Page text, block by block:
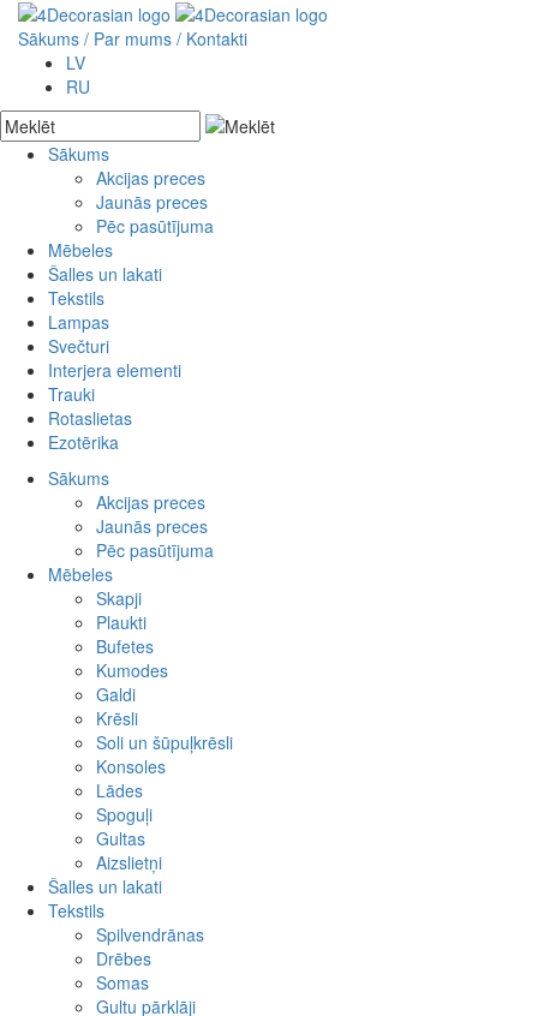
Sākums / Par mums / Kontakti
LV
RU
Sākums
Akcijas preces
Jaunās preces
Pēc pasūtījuma
Mēbeles
Skapji
Plaukti
Bufetes
Kumodes
Galdi
Soli un šūpuļkrēsli
Konsoles
Spoguļi
Gultas
Aizslietņi
Šalles un lakati
Tekstils
Spilvendrānas
Drēbes
Somas
Paklāji
Sienas dekori
Sēžamspilveni
Lampas
Svečturi
Akmens
Koka
Stikla
Interjera elementi
Kolonnas
Kapiteļi
Metāla izstrādājumi
Ziedi
Vāzes
Trauki
Rotaslietas
Rokassprādzes
Krelles
Kuloni
Gredzeni
Auskari
Komplekti
Cits
Ezotērika
Sākums
Akcijas preces
Jaunās preces
Pēc pasūtījuma
Mēbeles
Skapji
Plaukti
Bufetes
Kumodes
Galdi
Krēsli
Soli un šūpuļkrēsli
Konsoles
Lādes
Spoguļi
Gultas
Aizslietņi
Šalles un lakati
Tekstils
Spilvendrānas
Drēbes
Somas
Gultu pārklāji